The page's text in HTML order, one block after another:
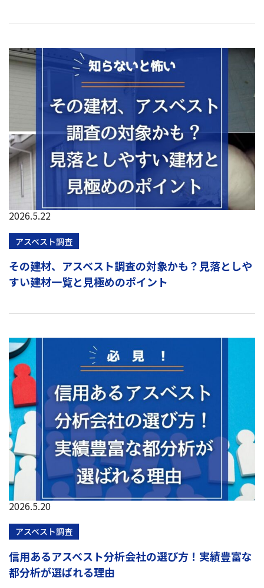
2026.5.22
アスベスト調査
その建材、アスベスト調査の対象かも？見落としや
すい建材一覧と見極めのポイント
2026.5.20
アスベスト調査
信用あるアスベスト分析会社の選び方！実績豊富な
都分析が選ばれる理由